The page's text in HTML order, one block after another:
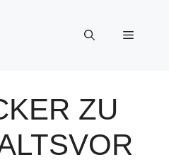
Menü
ZU